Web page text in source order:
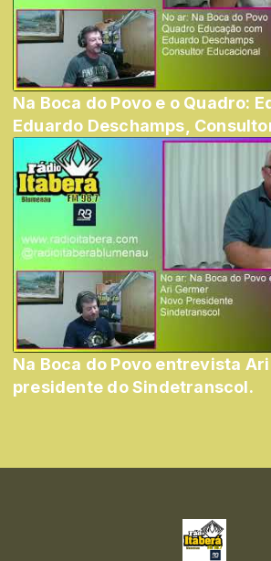
Na Boca do Povo e o Quadro:
Eduardo Deschamps,
Na Boca do Povo entrevista Ari
presidente do Sindetranscol.